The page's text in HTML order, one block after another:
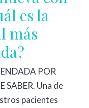
es la
más
POR
SABER. Una de
pacientes